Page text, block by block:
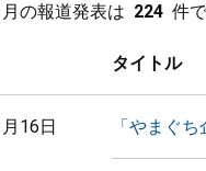
の報道発表は 224 件
タイトル
16日 「やまぐ